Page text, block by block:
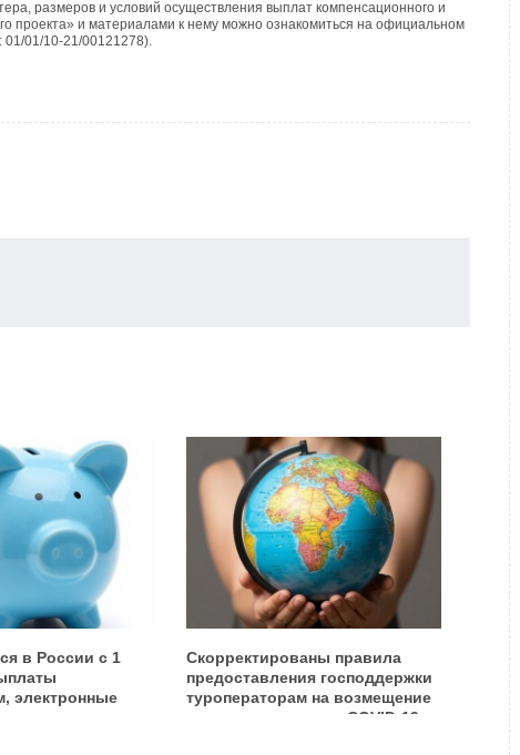
размеров и условий осуществления выплат компенсационного и
проекта» и материалами к нему можно ознакомиться на официальном
01/01/10-21/00121278).
в России с 1
электронные
для льготников,
Скорректированы правила
предоставления господдержки
туроператорам на возмещение
затрат, связанных с COVID-19